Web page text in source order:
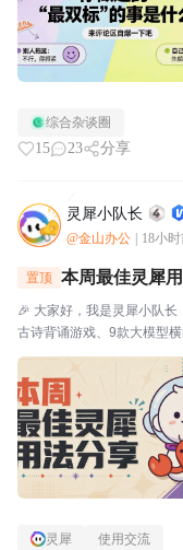
综合杂谈圈
15 23 分享
灵犀小队长
@金山办公 18小
置顶 本周最佳灵犀
🎉 大家好，我是灵犀小队
古诗背诵游戏、9款大模型
同台对比甚至灵犀还能杀
一句话让灵犀自由发挥，给
灵犀 使用交流